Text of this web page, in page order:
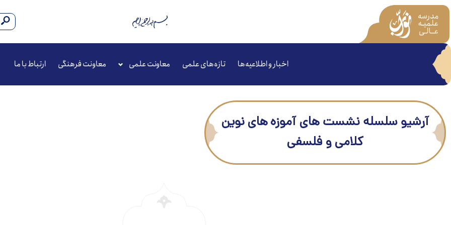
اخبار و اطلاعیه‌ها تازه‌های علمی معاونت علمی معاونت فرهنگی ارتباط با ما
آرشیو سلسله نشست های آموزه های نوین
کلامی و فلسفی